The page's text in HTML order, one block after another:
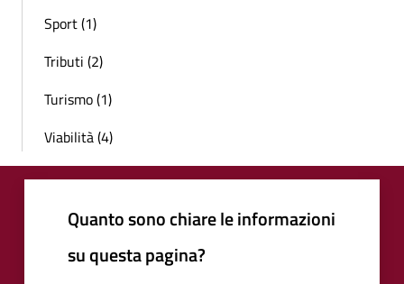
Sport (1)
Tributi (2)
Turismo (1)
Viabilità (4)
Quanto sono chiare le informazioni
su questa pagina?